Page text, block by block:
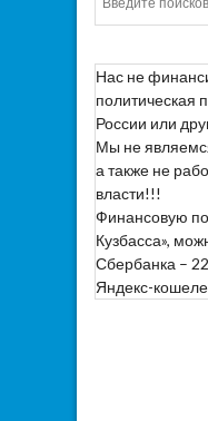
Нас не
политическая
России или
Мы не
а также не
власти!!!
Финансовую
Кузбасса»,
Сбербанка –
Яндекс-